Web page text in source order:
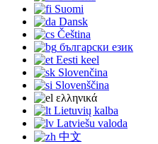
Suomi
Dansk
Čeština
български език
Eesti keel
Slovenčina
Slovenščina
ελληνικά
Lietuvių kalba
Latviešu valoda
中文